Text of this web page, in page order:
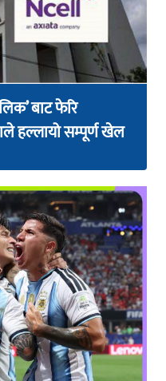
बाट फेरि
हल्लायो सम्पूर्ण खेल